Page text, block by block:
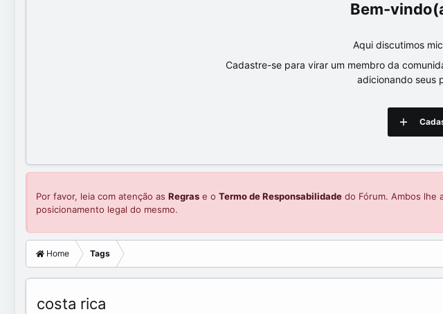
Aqui discutimos
Cadastre-se para virar um membro da
adicionando seus
Por favor, leia com atenção as Regras e o Termo de Responsabilidade do Fórum. Ambos lhe
posicionamento legal do mesmo.
Home Tags
costa rica